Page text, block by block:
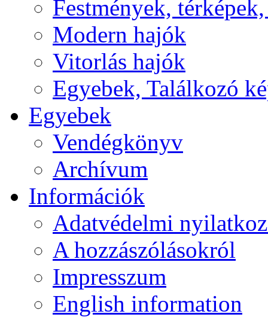
Festmények,
Modern hajók
Vitorlás hajók
Egyebek, Találkozó
Egyebek
Vendégkönyv
Archívum
Információk
Adatvédelmi
A hozzászólásokról
Impresszum
English information